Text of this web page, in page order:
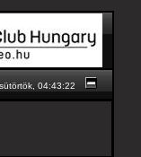
04:43:22